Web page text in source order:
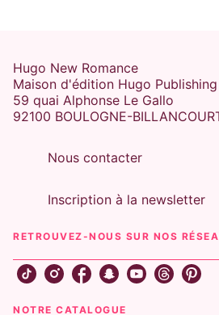
Hugo New Romance
Maison d'édition Hugo Publishing
59 quai Alphonse Le Gallo
92100 BOULOGNE-
Nous contacter
Inscription à la newsletter
RETROUVEZ-NOUS SUR NOS
NOTRE CATALOGUE